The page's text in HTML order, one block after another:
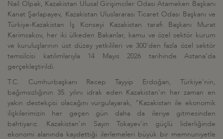
Nail Olpak, Kazakistan Ulusal Girişimciler Odası Atameken Başkanı
Kanat Şarlapayev, Kazakistan Uluslararası Ticaret Odası Başkanı ve
Türkiye-Kazakistan İş Konseyi Kazakistan tarafı Başkanı Murat
Karimsakov, her iki ülkeden Bakanlar, kamu ve özel sektör kurum
ve kuruluşlarının üst düzey yetkilileri ve 300'den fazla özel sektör
temsilcisi katılımlarıyla 14 Mayıs 2026 tarihinde Astana'da
gerçekleştirildi.
T.C. Cumhurbaşkanı Recep Tayyip Erdoğan, Türkiye'nin,
bağımsızlığının 35. yılını idrak eden Kazakistan'ın her zaman en
yakın destekçisi olacağını vurgulayarak, "Kazakistan ile ekonomik
ilişkilerimizin her geçen gün daha da ileriye gitmesinden
bahtiyarız. Kazakistan'ın Sayın Tokayev'in güçlü liderliğinde
ekonomi alanında kaydettiği ilerlemeleri büyük bir memnuniyetle